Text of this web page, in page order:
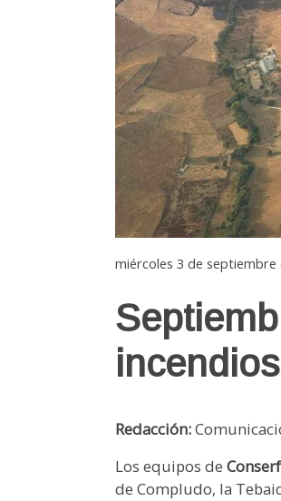
miércoles 3 de septiembre
Redacción:
Los equipos de
de Compludo, la